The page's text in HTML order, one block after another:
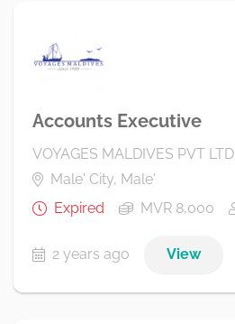
Accounts Executive
VOYAGES MALDIVES PVT LTD
Male' City, Male'
Expired
MVR 8,000
2 years ago View